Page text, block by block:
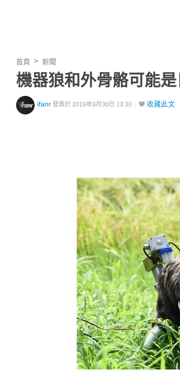
首頁 新聞
機器狼和外骨骼可能
ifanr 發表於 2019年9月30日 13:30 收藏此文